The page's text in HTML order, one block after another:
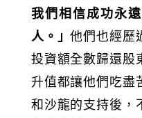
我們相信成功永
人。」他們也經歷
投資額全數歸還股
升值都讓他們吃盡
和沙龍的支持後，